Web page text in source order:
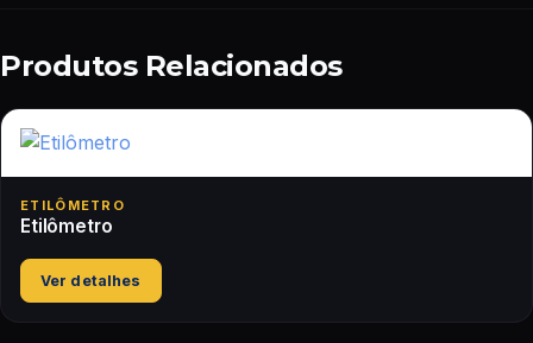
Produtos Relacionados
ETILÔMETRO
Etilômetro
Ver detalhes